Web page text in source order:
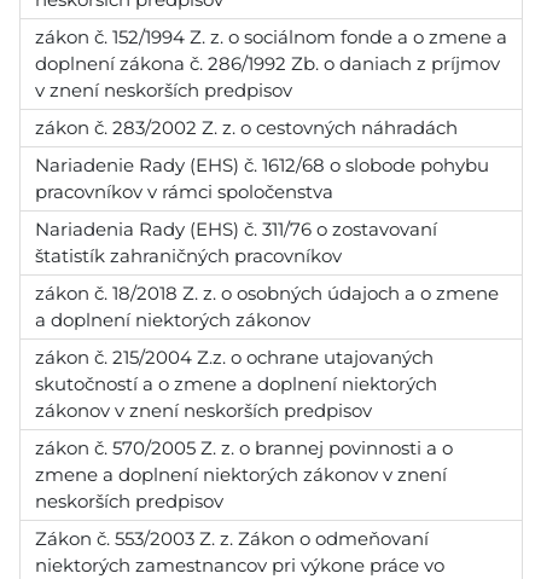
zákon č. 152/1994 Z. z. o sociálnom fonde a o zmene a
doplnení zákona č. 286/1992 Zb. o daniach z príjmov
v znení neskorších predpisov
zákon č. 283/2002 Z. z. o cestovných náhradách
Nariadenie Rady (EHS) č. 1612/68 o slobode pohybu
pracovníkov v rámci spoločenstva
Nariadenia Rady (EHS) č. 311/76 o zostavovaní
štatistík zahraničných pracovníkov
zákon č. 18/2018 Z. z. o osobných údajoch a o zmene
a doplnení niektorých zákonov
zákon č. 215/2004 Z.z. o ochrane utajovaných
skutočností a o zmene a doplnení niektorých
zákonov v znení neskorších predpisov
zákon č. 570/2005 Z. z. o brannej povinnosti a o
zmene a doplnení niektorých zákonov v znení
neskorších predpisov
Zákon č. 553/2003 Z. z. Zákon o odmeňovaní
niektorých zamestnancov pri výkone práce vo